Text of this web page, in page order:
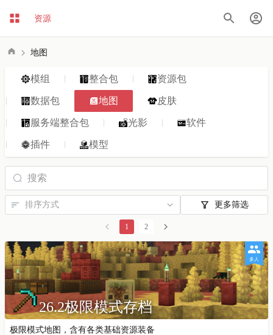
资源
地图
模组 整合包 资源包
数据包 地图 皮肤
服务端整合包 光影 软件
插件 模型
更多筛选
1 2
多人
26.2极限模式存档
极限模式地图，含有各类基础资源装备